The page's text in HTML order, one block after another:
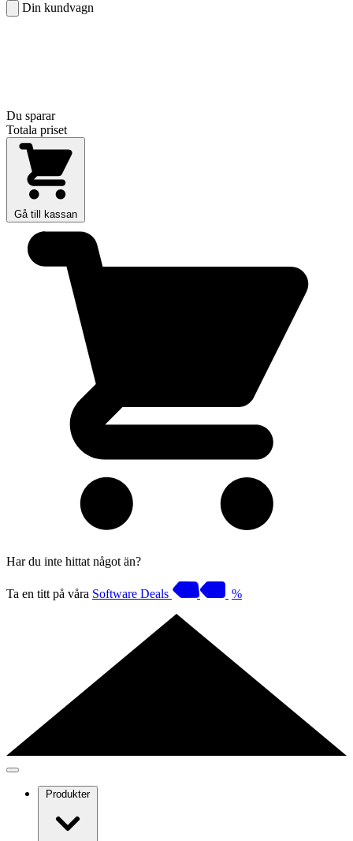
Din kundvagn
Du sparar
Totala priset
Gå till kassan
Har du inte hittat något än?
Ta en titt på våra Software Deals %
Produkter